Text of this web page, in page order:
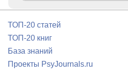
ТОП-20 статей
ТОП-20 книг
База знаний
Проекты PsyJournals.ru